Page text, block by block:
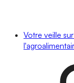
Votre veille